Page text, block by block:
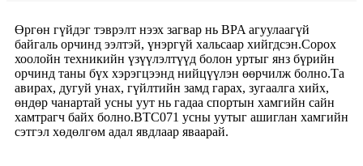
Өргөн гүйдэг тэврэлт нээх загвар нь BPA агуулаагүй
байгаль орчинд ээлтэй, үнэргүй хальсаар хийгдсэн.Сорох
хоолойн техникийн үзүүлэлтүүд болон уртыг янз бүрийн
орчинд таны бүх хэрэгцээнд нийцүүлэн өөрчилж болно.Та
авирах, дугуй унах, гүйлтийн замд гарах, зугаалга хийх,
өндөр чанартай усны уут нь гадаа спортын хамгийн сайн
хамтрагч байх болно.BTC071 усны уутыг ашиглан хамгийн
сэтгэл хөдөлгөм адал явдлаар яваарай.